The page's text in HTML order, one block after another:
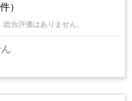
）
合評価はありません。